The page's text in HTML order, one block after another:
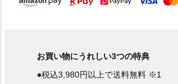
お買い物にうれしい3つの特典
●税込3,980円以上で送料無料 ※1